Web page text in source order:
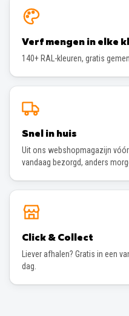
Verf mengen in elke
140+ RAL-kleuren, gratis
Snel in huis
Uit ons webshopmagazijn
vandaag bezorgd, anders
Click & Collect
Liever afhalen? Gratis in een
dag.